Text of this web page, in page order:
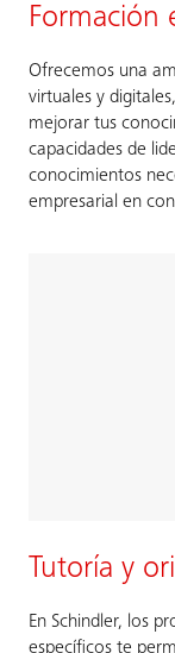
Formación
Ofrecemos una
virtuales y
mejorar tus
capacidades de
conocimientos
empresarial en
Tutoría y
En Schindler, los
específicos te